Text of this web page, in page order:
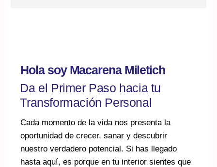
Hola soy Macarena Miletich
Da el Primer Paso hacia tu
Transformación Personal
Cada momento de la vida nos presenta la
oportunidad de crecer, sanar y descubrir
nuestro verdadero potencial. Si has llegado
hasta aquí, es porque en tu interior sientes que